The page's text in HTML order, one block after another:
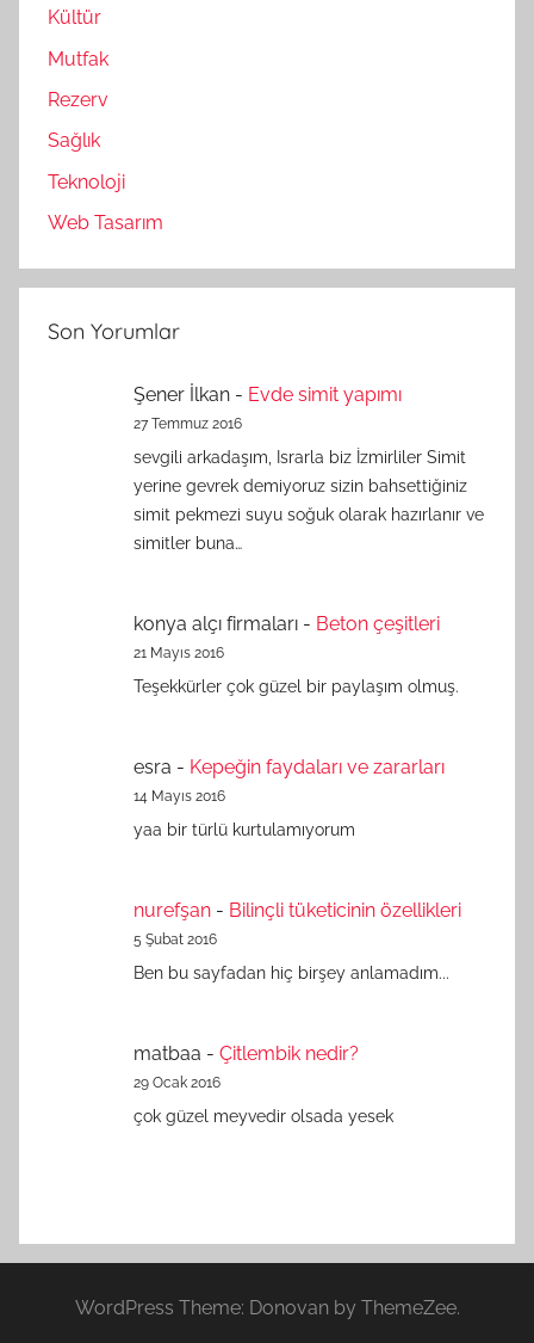
Kültür
Mutfak
Rezerv
Sağlık
Teknoloji
Web Tasarım
Son Yorumlar
Şener İlkan - Evde simit yapımı
27 Temmuz 2016
sevgili arkadaşım, Israrla biz İzmirliler Simit
yerine gevrek demiyoruz sizin bahsettiğiniz
simit pekmezi suyu soğuk olarak hazırlanır ve
simitler buna…
konya alçı firmaları - Beton çeşitleri
21 Mayıs 2016
Teşekkürler çok güzel bir paylaşım olmuş.
esra - Kepeğin faydaları ve zararları
14 Mayıs 2016
yaa bir türlü kurtulamıyorum
nurefşan - Bilinçli tüketicinin özellikleri
5 Şubat 2016
Ben bu sayfadan hiç birşey anlamadım...
matbaa - Çitlembik nedir?
29 Ocak 2016
çok güzel meyvedir olsada yesek
WordPress Theme: Donovan by ThemeZee.